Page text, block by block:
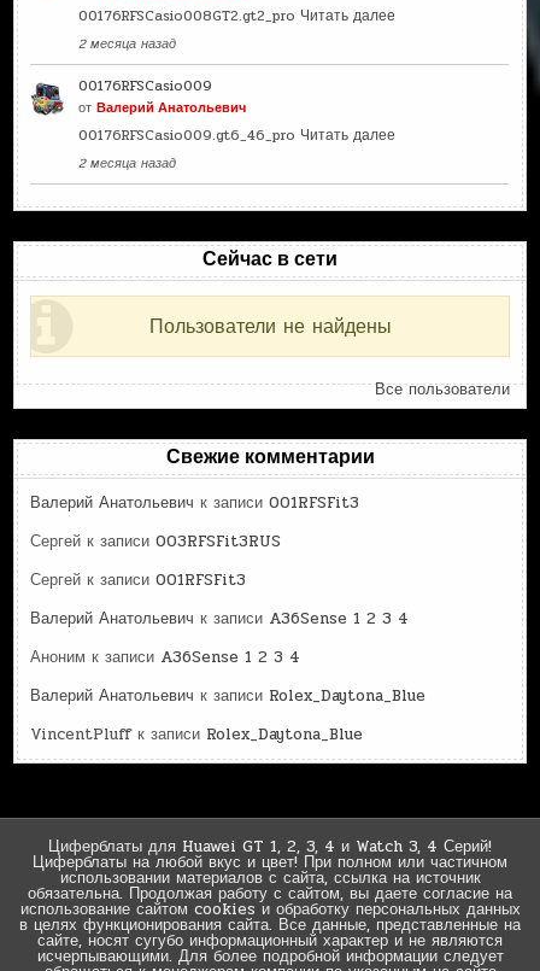
00176RFSCasio008GT2.gt2_pro Читать далее
2 месяца назад
00176RFSCasio009
отВалерий Анатольевич
00176RFSCasio009.gt6_46_pro Читать далее
2 месяца назад
Сейчас в сети
Пользователи не найдены
Все пользователи
Свежие комментарии
Валерий Анатольевич к записи001RFSFit3
Сергей к записи003RFSFit3RUS
Сергей к записи001RFSFit3
Валерий Анатольевич к записи A36Sense 1 2 3 4
Аноним к записи A36Sense 1 2 3 4
Валерий Анатольевич к записи Rolex_Daytona_Blue
VincentPluffк записи Rolex_Daytona_Blue
Циферблаты для Huawei GT 1, 2, 3, 4 и Watch 3, 4 Серий!
Циферблаты на любой вкус и цвет! При полном или частичном
использовании материалов с сайта, ссылка на источник
обязательна. Продолжая работу с сайтом, вы даете согласие на
использование сайтом cookies и обработку персональных данных
в целях функционирования сайта. Все данные, представленные на
сайте, носят сугубо информационный характер и не являются
исчерпывающими. Для более подробной информации следует